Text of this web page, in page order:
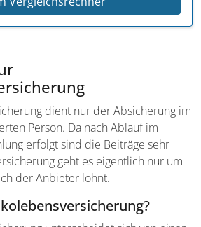
dient nur der Absicherung im
Person. Da nach Ablauf im
erfolgt sind die Beiträge sehr
geht es eigentlich nur um
der Anbieter lohnt.